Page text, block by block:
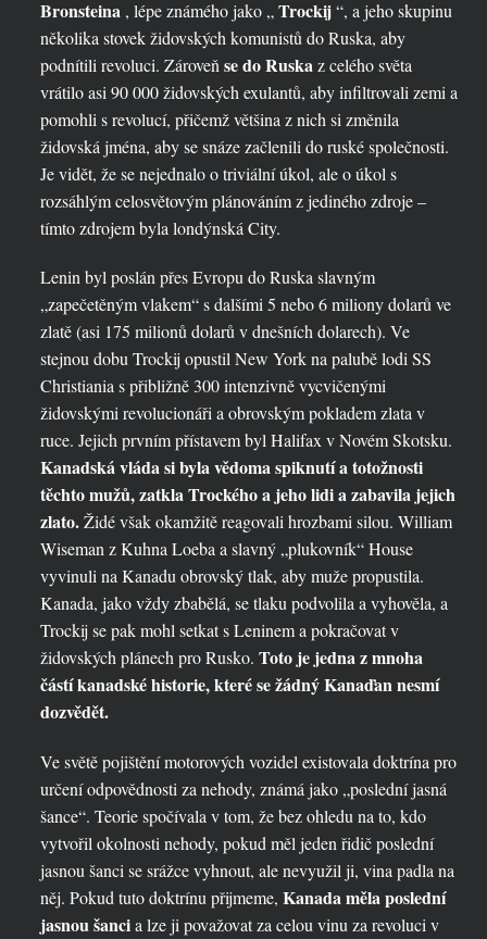
Bronsteina , lépe známého jako „ Trockij“, a jeho skupinu
několika stovek židovských komunistů do Ruska, aby
podnítili revoluci. Zároveň se do Ruska z celého světa
vrátilo asi 90 000 židovských exulantů, aby infiltrovali zemi a
pomohli s revolucí, přičemž většina z nich si změnila
židovská jména, aby se snáze začlenili do ruské společnosti.
Je vidět, že se nejednalo o triviální úkol, ale o úkol s
rozsáhlým celosvětovým plánováním z jediného zdroje –
tímto zdrojem byla londýnská City.
Lenin byl poslán přes Evropu do Ruska slavným
„zapečetěným vlakem“ s dalšími 5 nebo 6 miliony dolarů ve
zlatě (asi 175 milionů dolarů v dnešních dolarech). Ve
stejnou dobu Trockij opustil New York na palubě lodi SS
Christiania s přibližně 300 intenzivně vycvičenými
židovskými revolucionáři a obrovským pokladem zlata v
ruce. Jejich prvním přístavem byl Halifax v Novém Skotsku.
Kanadská vláda si byla vědoma spiknutí a totožnosti
těchto mužů, zatkla Trockého a jeho lidi a zabavila jejich
zlato.Židé však okamžitě reagovali hrozbami silou. William
Wiseman z Kuhna Loeba a slavný „plukovník“ House
vyvinuli na Kanadu obrovský tlak, aby muže propustila.
Kanada, jako vždy zbabělá, se tlaku podvolila a vyhověla, a
Trockij se pak mohl setkat s Leninem a pokračovat v
židovských plánech pro Rusko. Toto je jedna z mnoha
částí kanadské historie, které se žádný Kanaďan nesmí
dozvědět.
Ve světě pojištění motorových vozidel existovala doktrína pro
určení odpovědnosti za nehody, známá jako „poslední jasná
šance“. Teorie spočívala v tom, že bez ohledu na to, kdo
vytvořil okolnosti nehody, pokud měl jeden řidič poslední
jasnou šanci se srážce vyhnout, ale nevyužil ji, vina padla na
něj. Pokud tuto doktrínu přijmeme, Kanada měla poslední
jasnou šancia lze ji považovat za celou vinu za revoluci v